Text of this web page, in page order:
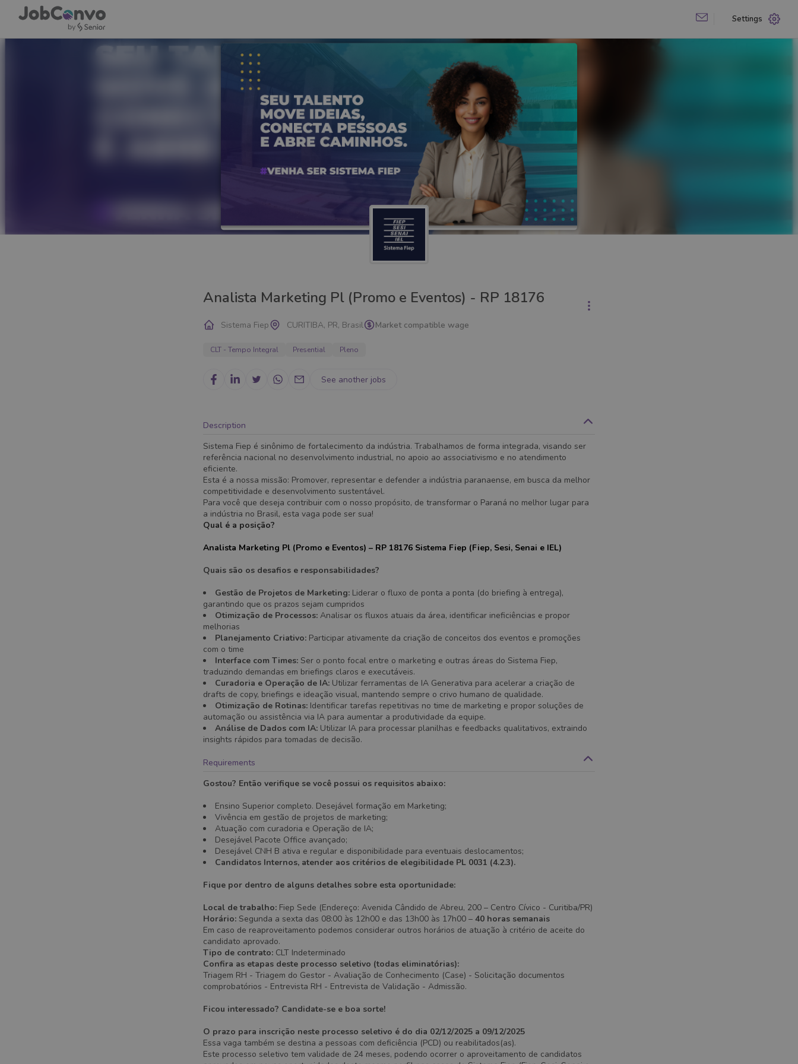
Settings
Analista Marketing Pl (Promo e Eventos) - RP 18176
Sistema Fiep CURITIBA, PR, Brasil Market compatible wage
CLT - Tempo Integral Presential Pleno
See another jobs
Description
Sistema Fiep é sinônimo de fortalecimento da indústria. Trabalhamos de forma integrada, visando ser
referência nacional no desenvolvimento industrial, no apoio ao associativismo e no atendimento
eficiente.
Esta é a nossa missão: Promover, representar e defender a indústria paranaense, em busca da melhor
competitividade e desenvolvimento sustentável.
Para você que deseja contribuir com o nosso propósito, de transformar o Paraná no melhor lugar para
a indústria no Brasil, esta vaga pode ser sua!
Qual é a posição?
Analista Marketing Pl (Promo e Eventos) – RP 18176 Sistema Fiep (Fiep, Sesi, Senai e IEL)
Quais são os desafios e responsabilidades?
Gestão de Projetos de Marketing: Liderar o fluxo de ponta a ponta (do briefing à entrega),
garantindo que os prazos sejam cumpridos
Otimização de Processos: Analisar os fluxos atuais da área, identificar ineficiências e propor
melhorias
Planejamento Criativo: Participar ativamente da criação de conceitos dos eventos e promoções
com o time
Interface com Times: Ser o ponto focal entre o marketing e outras áreas do Sistema Fiep,
traduzindo demandas em briefings claros e executáveis.
Curadoria e Operação de IA: Utilizar ferramentas de IA Generativa para acelerar a criação de
drafts de copy, briefings e ideação visual, mantendo sempre o crivo humano de qualidade.
Otimização de Rotinas: Identificar tarefas repetitivas no time de marketing e propor soluções de
automação ou assistência via IA para aumentar a produtividade da equipe.
Análise de Dados com IA: Utilizar IA para processar planilhas e feedbacks qualitativos, extraindo
insights rápidos para tomadas de decisão.
Requirements
Gostou? Então verifique se você possui os requisitos abaixo:
Ensino Superior completo. Desejável formação em Marketing;
Vivência em gestão de projetos de marketing;
Atuação com curadoria e Operação de IA;
Desejável Pacote Office avançado;
Desejável CNH B ativa e regular e disponibilidade para eventuais deslocamentos;
Candidatos Internos, atender aos critérios de elegibilidade PL 0031 (4.2.3).
Fique por dentro de alguns detalhes sobre esta oportunidade:
Local de trabalho: Fiep Sede (Endereço: Avenida Cândido de Abreu, 200 – Centro Cívico - Curitiba/PR)
Horário: Segunda a sexta das 08:00 às 12h00 e das 13h00 às 17h00 – 40 horas semanais
Em caso de reaproveitamento podemos considerar outros horários de atuação à critério de aceite do
candidato aprovado.
Tipo de contrato: CLT Indeterminado
Confira as etapas deste processo seletivo (todas eliminatórias):
Triagem RH - Triagem do Gestor - Avaliação de Conhecimento (Case) - Solicitação documentos
comprobatórios - Entrevista RH - Entrevista de Validação - Admissão.
Ficou interessado? Candidate-se e boa sorte!
O prazo para inscrição neste processo seletivo é do dia 02/12/2025 a 09/12/2025
Essa vaga também se destina a pessoas com deficiência (PCD) ou reabilitados(as).
Este processo seletivo tem validade de 24 meses, podendo ocorrer o aproveitamento de candidatos